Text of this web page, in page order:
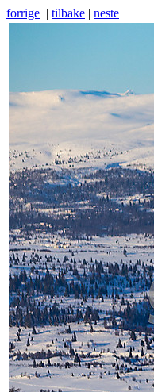
forrige | tilbake | neste